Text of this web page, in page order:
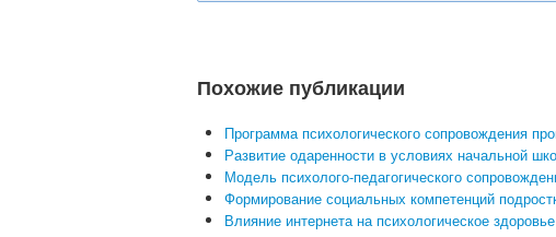
Похожие публикации
Программа психологического сопровождения
Развитие одаренности в условиях начальной
Модель психолого-педагогического
Формирование социальных компетенций
Влияние интернета на психологическое